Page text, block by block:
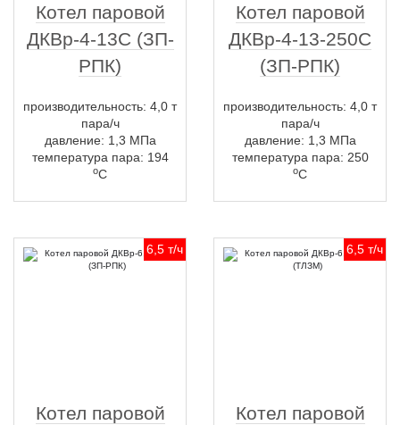
Котел паровой
ДКВр-4-13С (ЗП-
РПК)
производительность: 4,0 т
пара/ч
давление: 1,3 МПа
температура пара: 194
оС
Котел паровой
ДКВр-4-13-250С
(ЗП-РПК)
производительность: 4,0 т
пара/ч
давление: 1,3 МПа
температура пара: 250
оС
6,5 т/ч
Котел паровой
6,5 т/ч
Котел паровой